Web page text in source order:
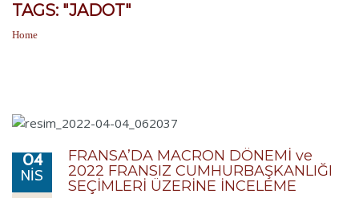
TAGS: "JADOT"
Home
04
NIS
FRANSA’DA MACRON DÖNEMİ ve
2022 FRANSIZ CUMHURBAŞKANLIĞI
SEÇİMLERİ ÜZERİNE İNCELEME